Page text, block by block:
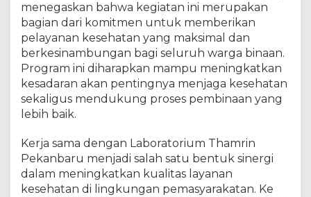
menegaskan bahwa kegiatan ini merupakan
bagian dari komitmen untuk memberikan
pelayanan kesehatan yang maksimal dan
berkesinambungan bagi seluruh warga binaan.
Program ini diharapkan mampu meningkatkan
kesadaran akan pentingnya menjaga kesehatan
sekaligus mendukung proses pembinaan yang
lebih baik.
Kerja sama dengan Laboratorium Thamrin
Pekanbaru menjadi salah satu bentuk sinergi
dalam meningkatkan kualitas layanan
kesehatan di lingkungan pemasyarakatan. Ke